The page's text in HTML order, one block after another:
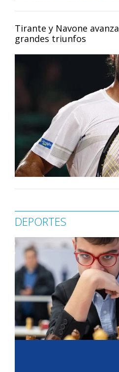
Tirante y Navone
grandes triunfos
DEPORTES